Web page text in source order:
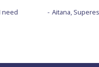
need Aitana,